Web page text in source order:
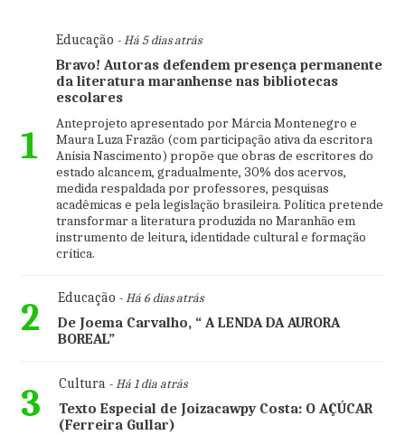
1
Educação - Há 5 dias atrás
Bravo! Autoras defendem presença permanente
da literatura maranhense nas bibliotecas
escolares
Anteprojeto apresentado por Márcia Montenegro e
Maura Luza Frazão (com participação ativa da escritora
Anísia Nascimento) propõe que obras de escritores do
estado alcancem, gradualmente, 30% dos acervos,
medida respaldada por professores, pesquisas
acadêmicas e pela legislação brasileira. Política pretende
transformar a literatura produzida no Maranhão em
instrumento de leitura, identidade cultural e formação
crítica.
2 Educação - Há 6 dias atrás
De Joema Carvalho, “ A LENDA DA AURORA
BOREAL”
3 Cultura- Há 1 dia atrás
Texto Especial de Joizacawpy Costa: O AÇÚCAR
(Ferreira Gullar)